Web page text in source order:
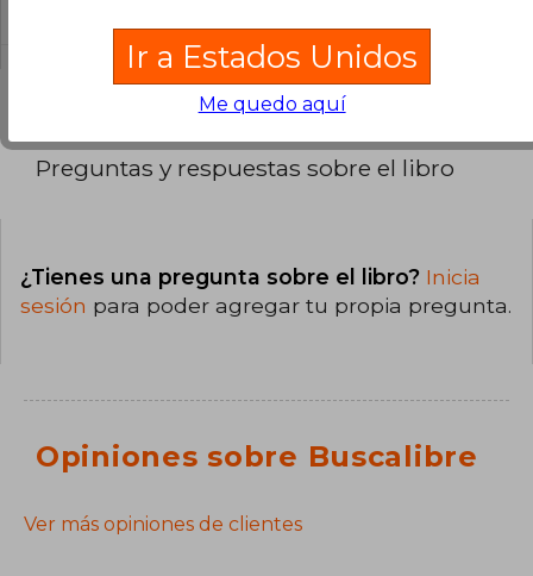
Preguntas y respuestas sobre el libro
¿Tienes una pregunta sobre el libro? Inicia
sesión para poder agregar tu propia pregunta.
Opiniones sobre Buscalibre
Ver más opiniones de clientes
Ir a Estados Unidos
Me quedo aquí